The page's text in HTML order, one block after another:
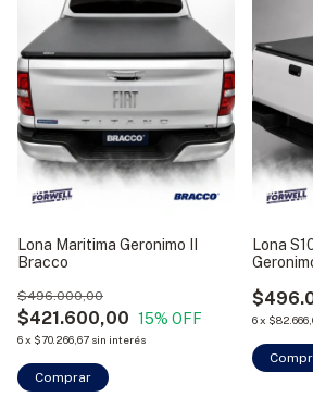
Lona Maritima Geronimo II
Bracco
$421.600,00
$496.000,00
15% OFF
6x $70.266,67 sin interés
Comprar
Lona
6x